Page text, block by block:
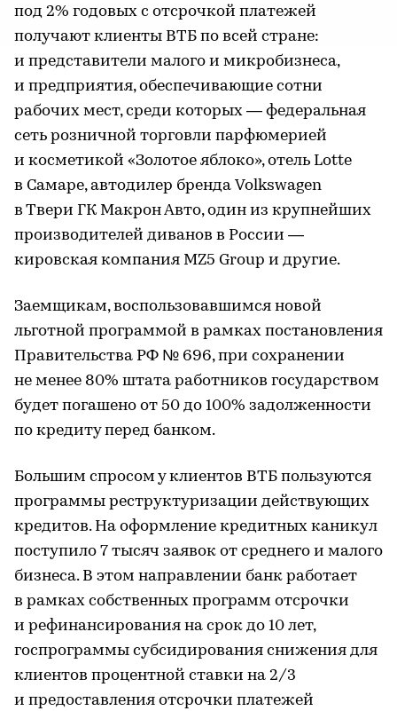
под 2% годовых с отсрочкой платежей
получают клиенты ВТБ по всей стране:
и представители малого и микробизнеса,
и предприятия, обеспечивающие сотни
рабочих мест, среди которых — федеральная
сеть розничной торговли парфюмерией
и косметикой «Золотое яблоко», отель Lotte
в Самаре, автодилер бренда Volkswagen
в Твери ГК Макрон Авто, один из крупнейших
производителей диванов в России —
кировская компания MZ5 Group и другие.
Заемщикам, воспользовавшимся новой
льготной программой в рамках постановления
Правительства РФ № 696, при сохранении
не менее 80% штата работников государством
будет погашено от 50 до 100% задолженности
по кредиту перед банком.
Большим спросом у клиентов ВТБ пользуются
программы реструктуризации действующих
кредитов. На оформление кредитных каникул
поступило 7 тысяч заявок от среднего и малого
бизнеса. В этом направлении банк работает
в рамках собственных программ отсрочки
и рефинансирования на срок до 10 лет,
госпрограммы субсидирования снижения для
клиентов процентной ставки на 2/3
и предоставления отсрочки платежей